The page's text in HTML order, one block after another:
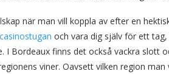
när man vill koppla av efter en
casinostugan och vara dig själv för ett
I Bordeaux finns det också vackra slott
viner. Oavsett vilken region